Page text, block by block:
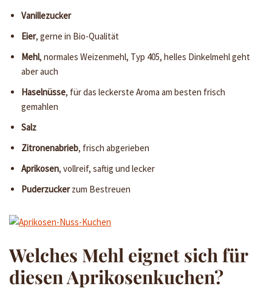
Vanillezucker
Eier, gerne in Bio-Qualität
Mehl, normales Weizenmehl, Typ 405, helles Dinkelmehl geht
aber auch
Haselnüsse, für das leckerste Aroma am besten frisch
gemahlen
Salz
Zitronenabrieb, frisch abgerieben
Aprikosen, vollreif, saftig und lecker
Puderzuckerzum Bestreuen
Welches Mehl eignet sich für
diesen Aprikosenkuchen?